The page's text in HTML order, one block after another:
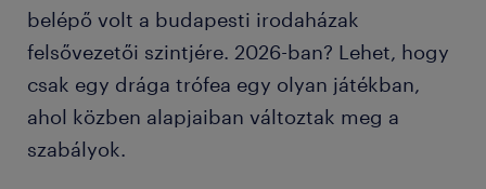
belépő volt a budapesti irodaházak
felsővezetői szintjére. 2026-ban? Lehet, hogy
csak egy drága trófea egy olyan játékban,
ahol közben alapjaiban változtak meg a
szabályok.